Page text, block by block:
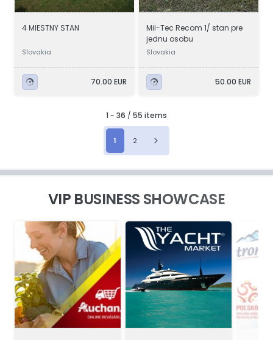
4 MIESTNY STAN
Slovakia
70.00 EUR
Mil-Tec Recom 1/ stan pre
jednu osobu
Slovakia
50.00 EUR
1 - 36 / 55 items
1 2
VIP BUSINESS SHOWCASE